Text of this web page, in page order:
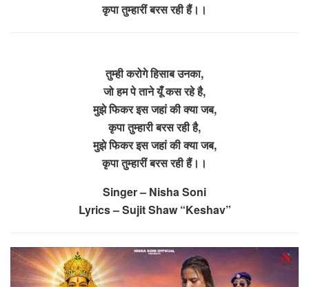
कृपा तुम्हारीं बरस रही हैं।।
तुम्ही करोगे हिसाब उनका,
जो हम पे ताने यूँ कस रहे है,
मुझे फिकर इस जहां की क्या जब,
कृपा तुम्हारी बरस रही है,
मुझे फिकर इस जहां की क्या जब,
कृपा तुम्हारीं बरस रही हैं।।
Singer – Nisha Soni
Lyrics – Sujit Shaw “Keshav”